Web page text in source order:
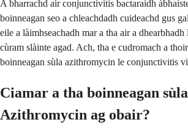
A bharrachd air conjunctivitis bactaraidh
boinneagan seo a chleachdadh cuideachd gus
eile a làimhseachadh mar a tha air a dhearbhadh
cùram slàinte agad. Ach, tha e cudromach a
boinneagan sùla azithromycin le conjunctivitis
Ciamar a tha boinneagan sùla
Azithromycin ag obair?